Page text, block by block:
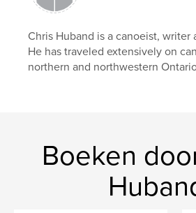
Chris Huband is a canoeist, writer
He has traveled extensively on
northern and northwestern
Boeken